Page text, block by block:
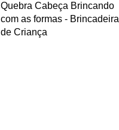
Quebra Cabeça Brincando
com as formas - Brincadeira
de Criança